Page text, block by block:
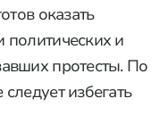
оказать
и
протесты. По
избегать